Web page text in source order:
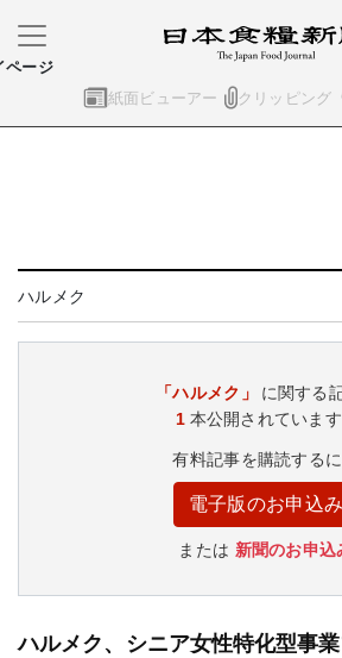
紙面ビューアー クリッピング
ページ
ハルメク
「ハルメク」
に関する
1 本公開されています
有料記事を購読する
電子版のお申込み
または 新聞のお申込
ハルメク、シニア女性特化型事